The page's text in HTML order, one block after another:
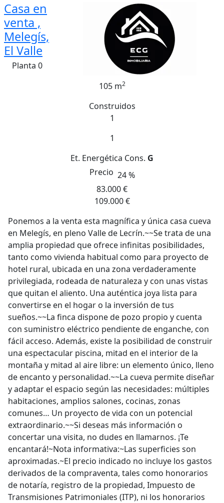
Casa en
venta ,
Melegís,
El Valle
Planta 0
105 m2
Construidos
1
1
Et. Energética Cons. G
Precio 24 %
83.000 €
109.000 €
Ponemos a la venta esta magnífica y única casa cueva
en Melegís, en pleno Valle de Lecrín.~~Se trata de una
amplia propiedad que ofrece infinitas posibilidades,
tanto como vivienda habitual como para proyecto de
hotel rural, ubicada en una zona verdaderamente
privilegiada, rodeada de naturaleza y con unas vistas
que quitan el aliento. Una auténtica joya lista para
convertirse en el hogar o la inversión de tus
sueños.~~La finca dispone de pozo propio y cuenta
con suministro eléctrico pendiente de enganche, con
fácil acceso. Además, existe la posibilidad de construir
una espectacular piscina, mitad en el interior de la
montaña y mitad al aire libre: un elemento único, lleno
de encanto y personalidad.~~La cueva permite diseñar
y adaptar el espacio según las necesidades: múltiples
habitaciones, amplios salones, cocinas, zonas
comunes… Un proyecto de vida con un potencial
extraordinario.~~Si deseas más información o
concertar una visita, no dudes en llamarnos. ¡Te
encantará!~Nota informativa:~Las superficies son
aproximadas.~El precio indicado no incluye los gastos
derivados de la compraventa, tales como honorarios
de notaría, registro de la propiedad, Impuesto de
Transmisiones Patrimoniales (ITP), ni los honorarios